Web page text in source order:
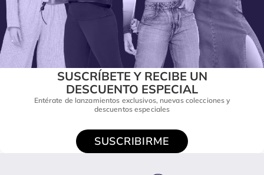
SUSCRÍBETE Y RECIBE UN
DESCUENTO ESPECIAL
Entérate de lanzamientos exclusivos, nuevas colecciones y
descuentos especiales
SUSCRIBIRME